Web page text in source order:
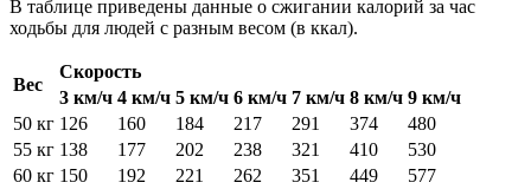
В таблице приведены данные о сжигании калорий за час
ходьбы для людей с разным весом (в ккал).
Вес
Скорость
3 км/ч 4 км/ч 5 км/ч 6 км/ч 7 км/ч 8 км/ч 9 км/ч
50 кг 126 160 184 217 291 374
480
55 кг 138 177 202 238 321 410
530
60 кг 150 192 221 262 351 449
577